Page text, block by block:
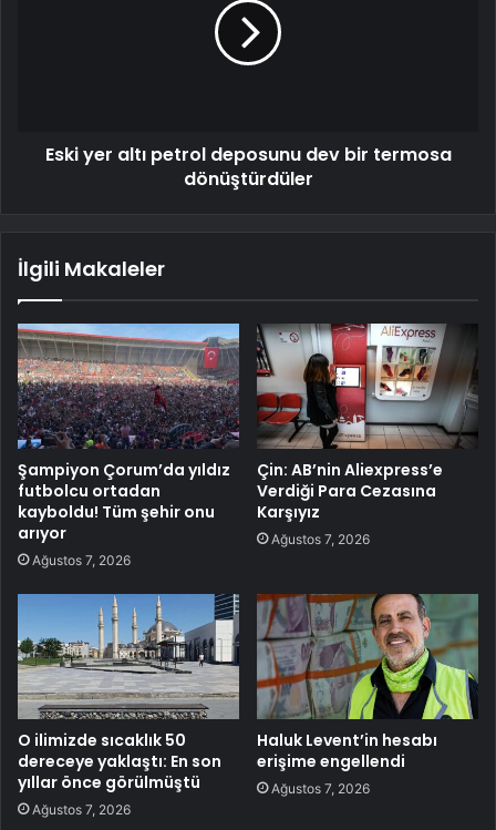
Eski yer altı petrol deposunu dev bir termosa
dönüştürdüler
İlgili Makaleler
Şampiyon Çorum’da yıldız
futbolcu ortadan
kayboldu! Tüm şehir onu
arıyor
Ağustos 7, 2026
Çin: AB’nin Aliexpress’e
Verdiği Para Cezasına
Karşıyız
Ağustos 7, 2026
O ilimizde sıcaklık 50
dereceye yaklaştı: En son
yıllar önce görülmüştü
Ağustos 7, 2026
Haluk Levent’in hesabı
erişime engellendi
Ağustos 7, 2026